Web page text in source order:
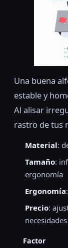
Una buena
estable y
Al alisar
rastro de tus
Material:
Tamaño:
ergonomía
Ergonomía
Precio:
necesidades
Factor